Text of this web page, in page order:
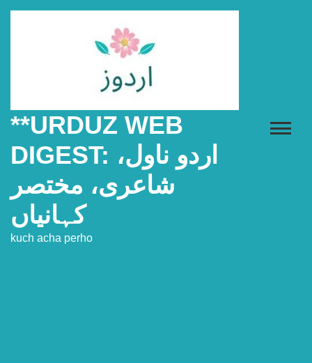
**URDUZ WEB
DIGEST: اردو ناول،
شاعری، مختصر
کہانیاں
kuch acha perho